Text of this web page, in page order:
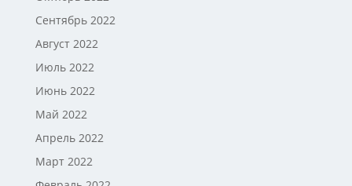
Сентябрь 2022
Август 2022
Июль 2022
Июнь 2022
Май 2022
Апрель 2022
Март 2022